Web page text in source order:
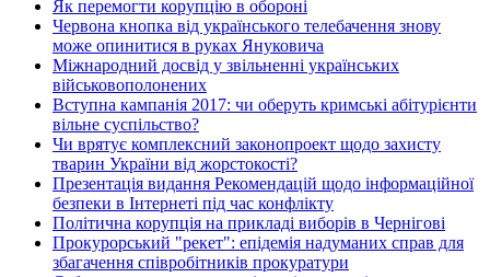
Як перемогти корупцію в обороні
Червона кнопка від українського телебачення знову
може опинитися в руках Януковича
Міжнародний досвід у звільненні українських
військовополонених
Вступна кампанія 2017: чи оберуть кримські абітурієнти
вільне суспільство?
Чи врятує комплексний законопроект щодо захисту
тварин України від жорстокості?
Презентація видання Рекомендацій щодо інформаційної
безпеки в Інтернеті під час конфлікту
Політична корупція на прикладі виборів в Чернігові
Прокурорський "рекет": епідемія надуманих справ для
збагачення співробітників прокуратури